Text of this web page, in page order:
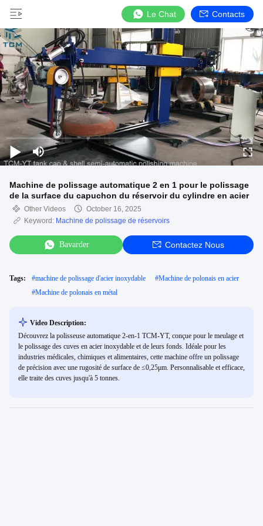
Le Chat Contacts
Machine de polissage automatique 2 en 1 pour le polissage
de la surface du capuchon du réservoir du cylindre en acier
Other Videos
October 16, 2025
Keyword: Machine de polissage de réservoirs
Bavarder Contactez Nous
Tags: #machine de polissage d'acier inoxydable #Machine de polonais en acier
#Machine de polonais en métal
Video Description:
Découvrez la polisseuse automatique 2-en-1 TCM-YT, conçue pour le meulage et
le polissage des cuves en acier inoxydable et de leurs fonds. Idéale pour les
industries médicales, chimiques et alimentaires, cette machine offre un polissage
de précision avec une rugosité de surface de ≤0,25μm. Personnalisable et efficace,
elle traite des cuves jusqu'à 5 tonnes.